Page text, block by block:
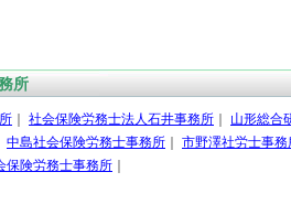
所
社会保険労務士法人石井事務所
山形総合
中島社会保険労務士事務所
市野澤社労士事務
保険労務士事務所